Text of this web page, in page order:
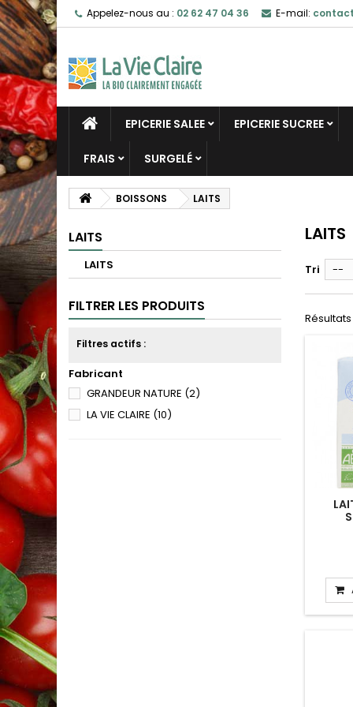
Appelez-nous au : 02 62 47 04 36 E-mail:
EPICERIE SALEE EPICERIE SUCREE
FRAIS SURGELÉ
BOISSONS LAITS
LAITS
LAITS
FILTRER LES PRODUITS
Filtres actifs :
Fabricant
GRANDEUR NATURE (2)
LA VIE CLAIRE (10)
LAITS
Tri --
Résultats